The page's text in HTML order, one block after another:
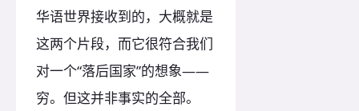
华语世界接收到的，大概就是
这两个片段，而它很符合我们
对一个“落后国家”的想象——
穷。但这并非事实的全部。